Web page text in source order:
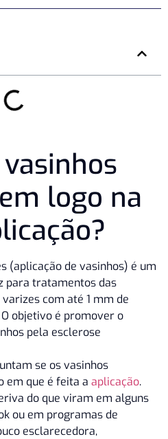
logo na
(aplicação de vasinhos) é um
para tratamentos das
com até 1 mm de
objetivo é promover o
pela esclerose
se os vasinhos
em que é feita a aplicação.
do que viram em alguns
ou em programas de
esclarecedora,